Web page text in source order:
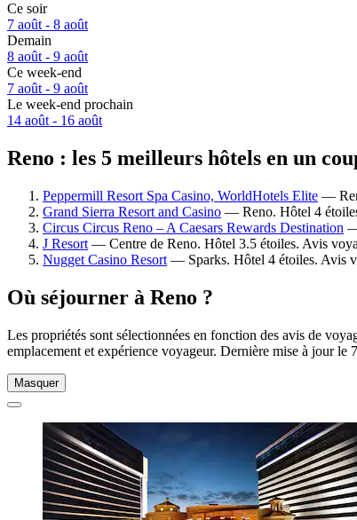
Ce soir
7 août - 8 août
Demain
8 août - 9 août
Ce week-end
7 août - 9 août
Le week-end prochain
14 août - 16 août
Reno : les 5 meilleurs hôtels en un
Peppermill Resort Spa Casino, WorldHotels Elite —
Grand Sierra Resort and Casino — Reno. Hôtel 4
Circus Circus Reno – A Caesars Rewards Destination —
J Resort — Centre de Reno. Hôtel 3.5 étoiles. Avis
Nugget Casino Resort — Sparks. Hôtel 4 étoiles. Avis
Où séjourner à Reno ?
Les propriétés sont sélectionnées en fonction des avis de
emplacement et expérience voyageur. Dernière mise à jour le
Masquer